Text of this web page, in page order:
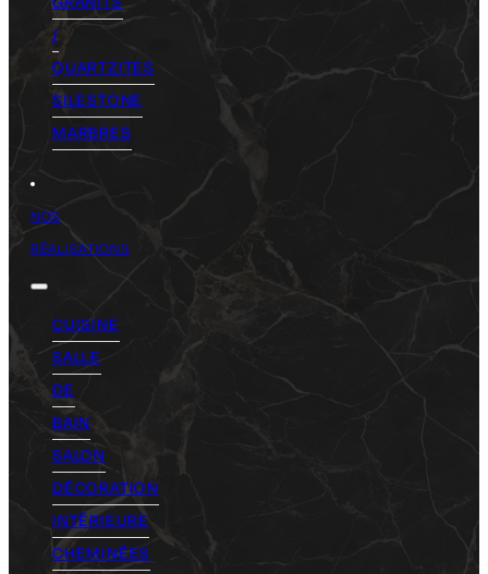
/
QUARTZITES
SILESTONE
MARBRES
NOS
RÉALISATIONS
CUISINE
SALLE
DE
BAIN
SALON
DÉCORATION
INTÉRIEURE
CHEMINÉES